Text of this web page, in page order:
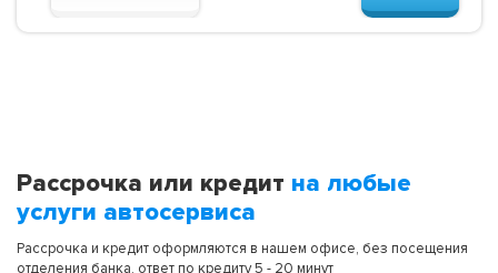
Рассрочка или кредит на любые
услуги автосервиса
Рассрочка и кредит оформляются в нашем офисе, без посещения
отделения банка, ответ по кредиту 5 - 20 минут